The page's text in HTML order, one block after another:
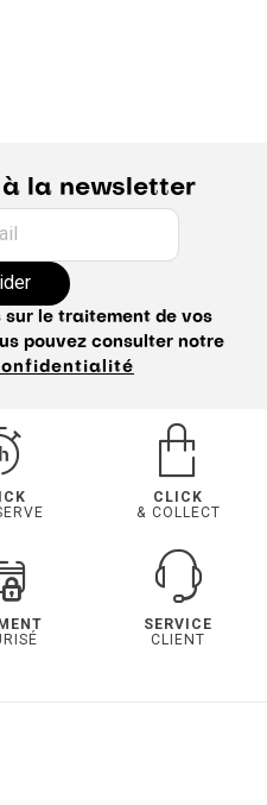
la newsletter
sur le traitement de vos
pouvez consulter notre
CLICK
& COLLECT
SERVICE
CLIENT